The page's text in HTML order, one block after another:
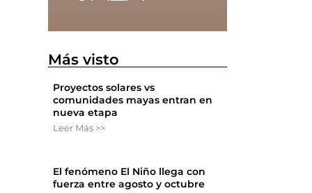
Más visto
Proyectos solares vs
comunidades mayas entran en
nueva etapa
Leer Más >>
El fenómeno El Niño llega con
fuerza entre agosto y octubre